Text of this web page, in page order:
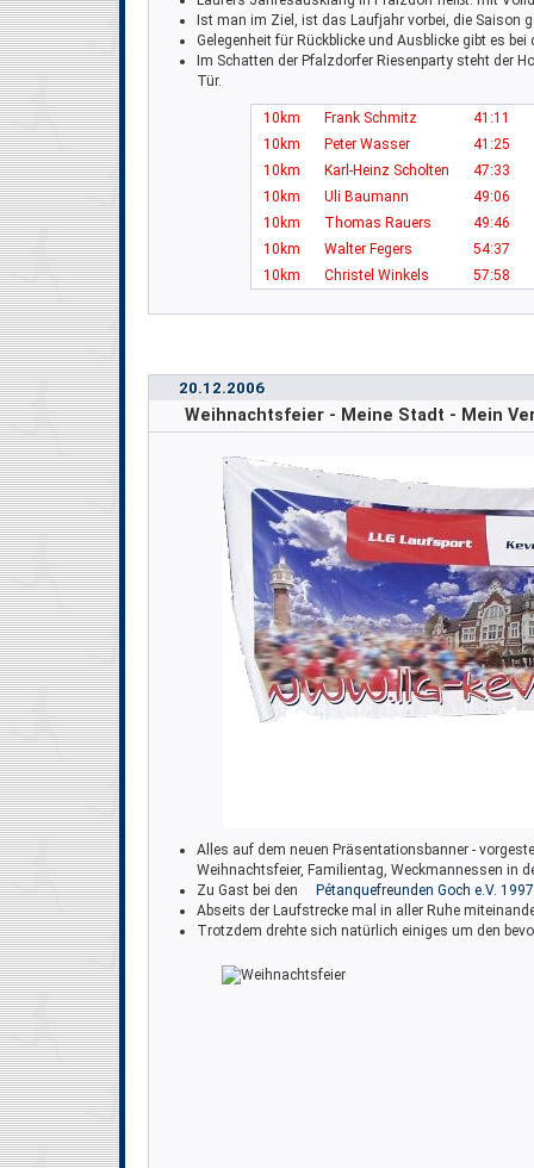
Ist man im Ziel, ist das Laufjahr vorbei, die Saison
Gelegenheit für Rückblicke und Ausblicke gibt es
Im Schatten der Pfalzdorfer Riesenparty steht der
Tür.
10km Frank Schmitz
41:11
10km
Peter Wasser
41:25
10km
Karl-Heinz Scholten
47:33
10km
Uli Baumann
49:06
10km
Thomas Rauers
49:46
10km
Walter Fegers
54:37
10km
Christel Winkels 57:58
20.12.2006
Weihnachtsfeier - Meine Stadt - Mein
Alles auf dem neuen Präsentationsbanner -
Weihnachtsfeier, Familientag, Weckmannessen in
Zu Gast bei den
Pétanquefreunden Goch e.V. 1997
Abseits der Laufstrecke mal in aller Ruhe
Trotzdem drehte sich natürlich einiges um den